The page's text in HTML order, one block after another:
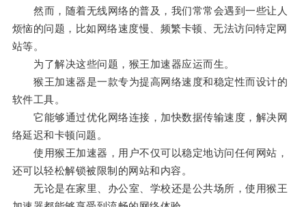
然而，随着无线网络的普及，我们常常会遇到一些让人
烦恼的问题，比如网络速度慢、频繁卡顿、无法访问特定网
站等。
为了解决这些问题，猴王加速器应运而生。
猴王加速器是一款专为提高网络速度和稳定性而设计的
软件工具。
它能够通过优化网络连接，加快数据传输速度，解决网
络延迟和卡顿问题。
使用猴王加速器，用户不仅可以稳定地访问任何网站，
还可以轻松解锁被限制的网站和内容。
无论是在家里、办公室、学校还是公共场所，使用猴王